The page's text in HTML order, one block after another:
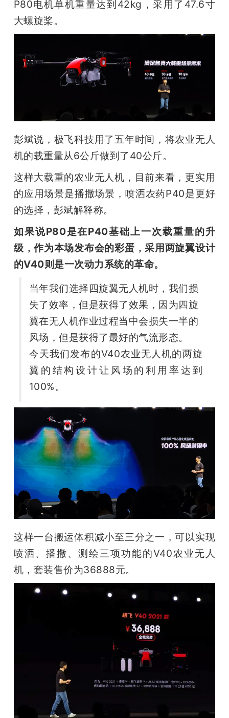
P80电机单机重量达到42kg，采用了47.6寸
大螺旋桨。
彭斌说，极飞科技用了五年时间，将农业无人
机的载重量从6公斤做到了40公斤。
这样大载重的农业无人机，目前来看，更实用
的应用场景是播撒场景，喷洒农药P40是更好
的选择，彭斌解释称。
如果说P80是在P40基础上一次载重量的升
级，作为本场发布会的彩蛋，采用两旋翼设计
的V40则是一次动力系统的革命。
当年我们选择四旋翼无人机时，我们损
失了效率，但是获得了效果，因为四旋
翼在无人机作业过程当中会损失一半的
风场，但是获得了最好的气流形态。
今天我们发布的V40农业无人机的两旋
翼的结构设计让风场的利用率达到
100%。
这样一台搬运体积减小至三分之一，可以实现
喷洒、播撒、测绘三项功能的V40农业无人
机，套装售价为36888元。